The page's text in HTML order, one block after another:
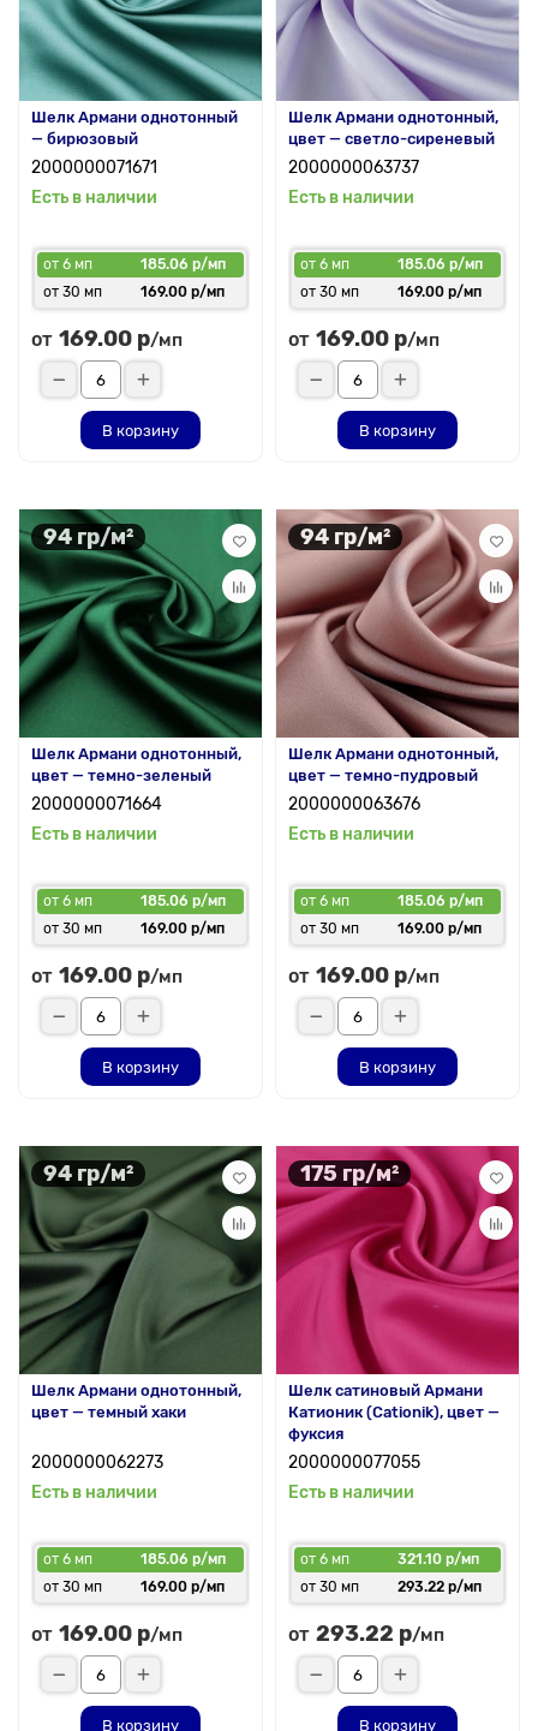
Шелк Армани однотонный
— бирюзовый
2000000071671
Есть в наличии
от 6 мп
185.06 р/мп
от 30 мп
169.00 р/мп
от 169.00 р/мп
В корзину
Шелк Армани однотонный,
цвет — светло-сиреневый
2000000063737
Есть в наличии
от 6 мп
185.06 р/мп
от 30 мп
169.00 р/мп
от 169.00 р/мп
В корзину
94 гр/м²
Шелк Армани однотонный,
цвет — темно-зеленый
2000000071664
Есть в наличии
от 6 мп
185.06 р/мп
от 30 мп
169.00 р/мп
от 169.00 р/мп
В корзину
94 гр/м²
Шелк Армани однотонный,
цвет — темно-пудровый
2000000063676
Есть в наличии
от 6 мп
185.06 р/мп
от 30 мп
169.00 р/мп
от 169.00 р/мп
В корзину
94 гр/м²
Шелк Армани однотонный,
цвет — темный хаки
2000000062273
Есть в наличии
от 6 мп
185.06 р/мп
от 30 мп
169.00 р/мп
от 169.00 р/мп
В корзину
175 гр/м²
Шелк сатиновый Армани
Катионик (Cationik), цвет —
фуксия
2000000077055
Есть в наличии
от 6 мп
321.10 р/мп
от 30 мп
293.22 р/мп
от 293.22 р/мп
В корзину